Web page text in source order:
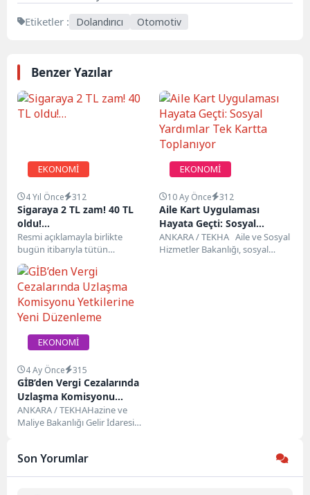
Etiketler :
Dolandırıcı Otomotiv
Benzer Yazılar
EKONOMİ
4 Yıl Önce 312
Sigaraya 2 TL zam! 40 TL
oldu!…
Resmi açıklamayla birlikte
bugün itibarıyla tütün
ürünlerine yeni zam yapıldığı
kaydedildi. İşte güncel sigara
fiyatları...
EKONOMİ
10 Ay Önce 312
Aile Kart Uygulaması
Hayata Geçti: Sosyal
Yardımlar Tek Kartta
Toplanıyor
ANKARA / TEKHA Aile ve Sosyal
Hizmetler Bakanlığı, sosyal
EKONOMİ
4 Ay Önce 315
GİB’den Vergi Cezalarında
Uzlaşma Komisyonu
Yetkilerine Yeni Düzenleme
ANKARA / TEKHAHazine ve
Maliye Bakanlığı Gelir İdaresi
Son Yorumlar